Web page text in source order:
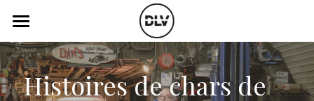
Catégories
Actualité Auto
Vidéo
Histoires de chars de
LES CATÉGORIES DE LA BOUTIQUE
Toutes les catégories